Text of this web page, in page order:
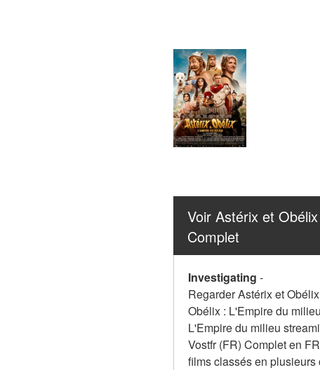
Voir Astérix et
Complet
Investigating -
Regarder Astérix et
Obélix : L'Empire du
L'Empire du milieu
Vostfr (FR) Complet en
films classés en